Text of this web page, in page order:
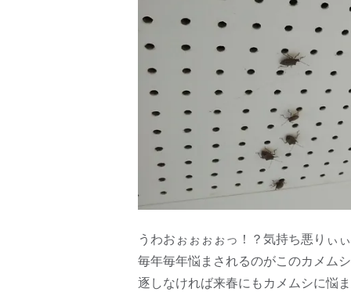
うわおぉぉぉぉっ！？気持ち悪りぃ
毎年毎年悩まされるのがこのカメム
逐しなければ来春にもカメムシに悩